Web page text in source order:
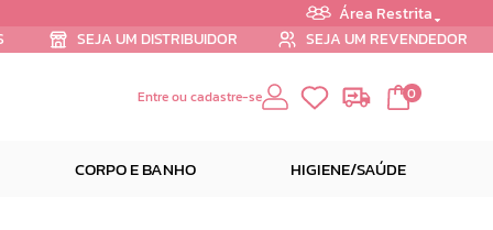
Área Restrita
SEJA UM DISTRIBUIDOR SEJA UM REVENDEDOR
Entre ou cadastre-se 0
CORPO E BANHO HIGIENE/SAÚDE